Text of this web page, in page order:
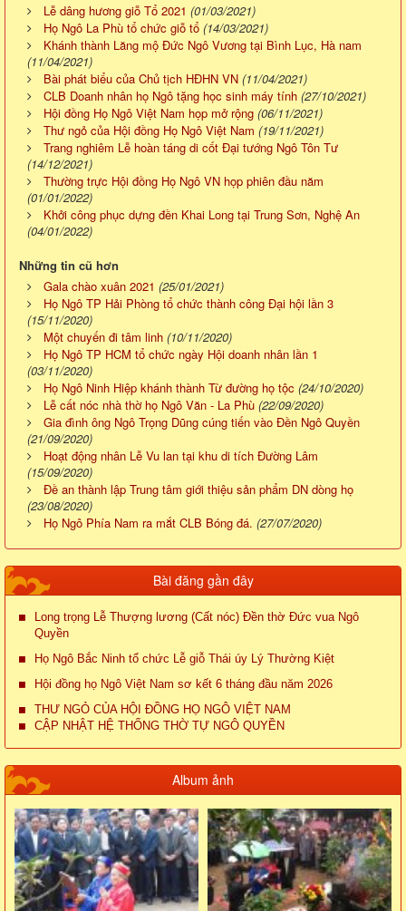
Lễ dâng hương giỗ Tổ 2021 (01/03/2021)
Họ Ngô La Phù tổ chức giỗ tổ (14/03/2021)
Khánh thành Lăng mộ Đức Ngô Vương tại Bình Lục, Hà nam
(11/04/2021)
Bài phát biểu của Chủ tịch HĐHN VN (11/04/2021)
CLB Doanh nhân họ Ngô tặng học sinh máy tính (27/10/2021)
Hội đồng Họ Ngô Việt Nam họp mở rộng (06/11/2021)
Thư ngỏ của Hội đồng Họ Ngô Việt Nam (19/11/2021)
Trang nghiêm Lễ hoàn táng di cốt Đại tướng Ngô Tôn Tư
(14/12/2021)
Thường trực Hội đồng Họ Ngô VN họp phiên đầu năm
(01/01/2022)
Khởi công phục dựng đền Khai Long tại Trung Sơn, Nghệ An
(04/01/2022)
Những tin cũ hơn
Gala chào xuân 2021 (25/01/2021)
Họ Ngô TP Hải Phòng tổ chức thành công Đại hội lần 3
(15/11/2020)
Một chuyến đi tâm linh (10/11/2020)
Họ Ngô TP HCM tổ chức ngày Hội doanh nhân lần 1
(03/11/2020)
Họ Ngô Ninh Hiệp khánh thành Từ đường họ tộc (24/10/2020)
Lễ cất nóc nhà thờ họ Ngô Văn - La Phù (22/09/2020)
Gia đình ông Ngô Trọng Dũng cúng tiến vào Đền Ngô Quyền
(21/09/2020)
Hoạt động nhân Lễ Vu lan tại khu di tích Đường Lâm
(15/09/2020)
Đề an thành lập Trung tâm giới thiệu sản phẩm DN dòng họ
(23/08/2020)
Họ Ngô Phía Nam ra mắt CLB Bóng đá. (27/07/2020)
Bài đăng gần đây
Long trọng Lễ Thượng lương (Cất nóc) Đền thờ Đức vua Ngô
Quyền
Họ Ngô Bắc Ninh tổ chức Lễ giỗ Thái úy Lý Thường Kiệt
Hội đồng họ Ngô Việt Nam sơ kết 6 tháng đầu năm 2026
THƯ NGỎ CỦA HỘI ĐỒNG HỌ NGÔ VIỆT NAM
CẬP NHẬT HỆ THỐNG THỜ TỰ NGÔ QUYỀN
Album ảnh